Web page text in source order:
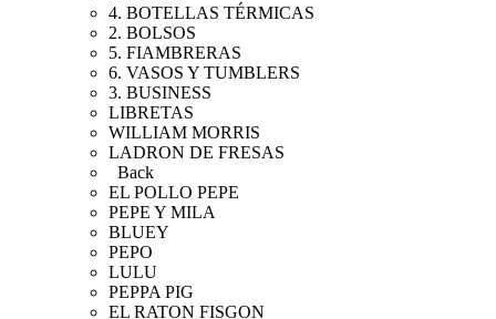
4. BOTELLAS TÉRMICAS
2. BOLSOS
5. FIAMBRERAS
6. VASOS Y TUMBLERS
3. BUSINESS
LIBRETAS
WILLIAM MORRIS
LADRON DE FRESAS
Back
EL POLLO PEPE
PEPE Y MILA
BLUEY
PEPO
LULU
PEPPA PIG
EL RATON FISGON